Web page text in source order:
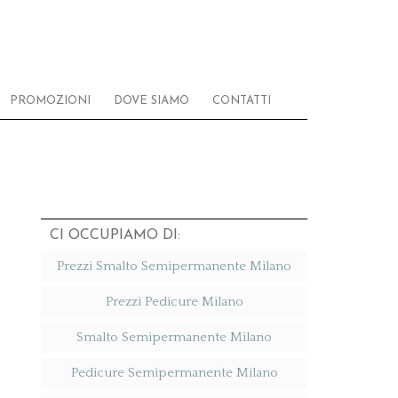
PROMOZIONI DOVE SIAMO CONTATTI
CI OCCUPIAMO DI:
Prezzi Smalto Semipermanente Milano
Prezzi Pedicure Milano
Smalto Semipermanente Milano
Pedicure Semipermanente Milano